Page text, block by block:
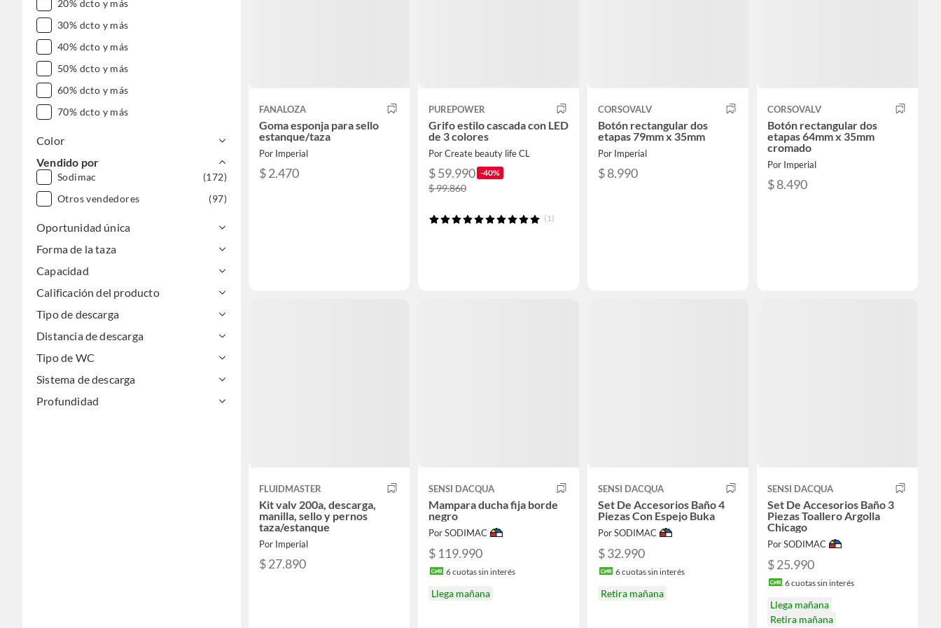
20% dcto y más
30% dcto y más
40% dcto y más
50% dcto y más
60% dcto y más
70% dcto y más
Color
Vendido por
Sodimac
(172)
Otros vendedores
(97)
Oportunidad única
Forma de la taza
Capacidad
Calificación del producto
Tipo de descarga
Distancia de descarga
Tipo de WC
Sistema de descarga
Profundidad
FANALOZA
Goma esponja para sello
estanque/taza
Por Imperial
$ 2.470
PUREPOWER
Grifo estilo cascada con LED
de 3 colores
Por Create beauty life CL
$ 59.990 -40%
$ 99.860
(1)
CORSOVALV
Botón rectangular dos
etapas 79mm x 35mm
Por Imperial
$ 8.990
CORSOVALV
Botón rectangular dos
etapas 64mm x 35mm
cromado
Por Imperial
$ 8.490
FLUIDMASTER
Kit valv 200a, descarga,
manilla, sello y pernos
taza/estanque
Por Imperial
$ 27.890
SENSI DACQUA
Mampara ducha fija borde
negro
Por SODIMAC
$ 119.990
6cuotas sin interés
Llega mañana
SENSI DACQUA
Set De Accesorios Baño 4
Piezas Con Espejo Buka
Por SODIMAC
$ 32.990
6cuotas sin interés
Retira mañana
SENSI DACQUA
Set De Accesorios Baño 3
Piezas Toallero Argolla
Chicago
Por SODIMAC
$ 25.990
6cuotas sin interés
Llega mañana
Retira mañana